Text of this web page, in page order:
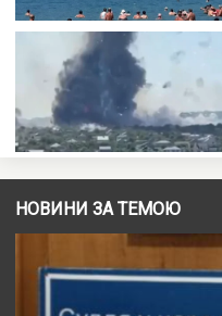
НОВИНИ ЗА ТЕМОЮ